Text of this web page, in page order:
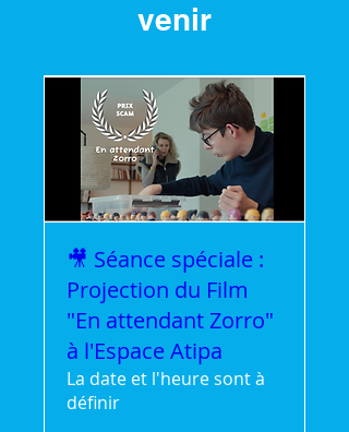
venir
🎥 Séance spéciale :
Projection du Film
"En attendant Zorro"
à l'Espace Atipa
La date et l'heure sont à
définir